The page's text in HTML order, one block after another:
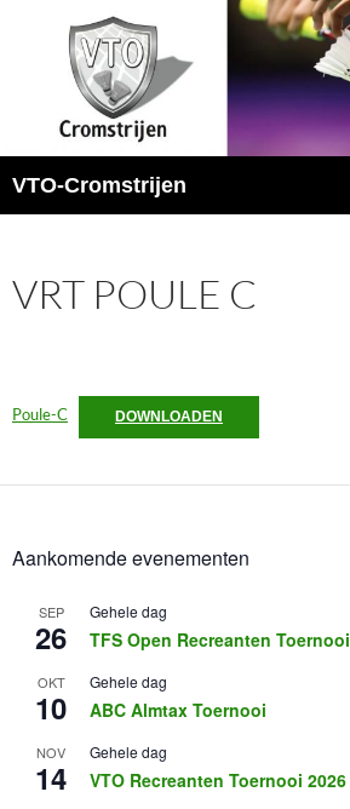
VTO-Cromstrijen
VRT POULE C
Poule-C DOWNLOADEN
Aankomende evenementen
SEP
26
Gehele dag
TFS Open Recreanten Toernooi
OKT
10
Gehele dag
ABC Almtax Toernooi
NOV
14
Gehele dag
VTO Recreanten Toernooi 2026